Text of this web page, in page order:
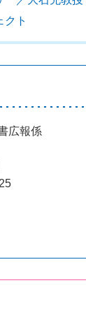
クト
広報係